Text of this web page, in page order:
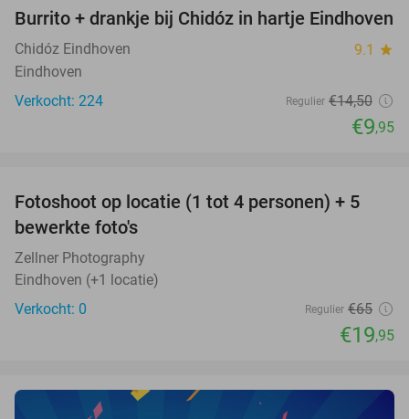
31%
Burrito + drankje bij Chidóz in hartje Eindhoven
Chidóz Eindhoven 9.1 star
Eindhoven
Verkocht: 224
Regulier €14,50
€9,95
69%
TODAY
Fotoshoot op locatie (1 tot 4 personen) + 5
bewerkte foto's
Zellner Photography
Eindhoven (+1 locatie)
Verkocht: 0
Regulier €65
€19,95